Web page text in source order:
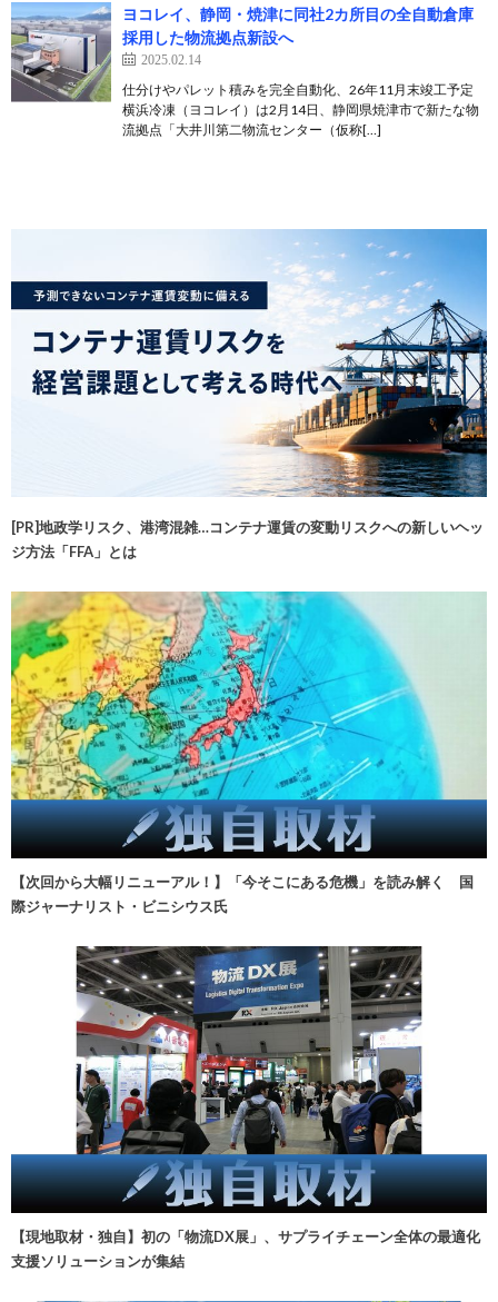
ヨコレイ、静岡・焼津に同社2カ所目の全自動倉庫
採用した物流拠点新設へ
2025.02.14
仕分けやパレット積みを完全自動化、26年11月末竣工予定
横浜冷凍（ヨコレイ）は2月14日、静岡県焼津市で新たな物
流拠点「大井川第二物流センター（仮称[…]
[PR]地政学リスク、港湾混雑…コンテナ運賃の変動リスクへの新しいヘッ
ジ方法「FFA」とは
【次回から大幅リニューアル！】「今そこにある危機」を読み解く 国
際ジャーナリスト・ビニシウス氏
【現地取材・独自】初の「物流DX展」、サプライチェーン全体の最適化
支援ソリューションが集結